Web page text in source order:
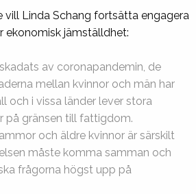
vill Linda Schang fortsätta engagera
ekonomisk jämställdhet:
av coronapandemin, de
mellan kvinnor och män har
och i vissa länder lever stora
på gränsen till fattigdom.
och äldre kvinnor är särskilt
måste komma samman och
frågorna högst upp på